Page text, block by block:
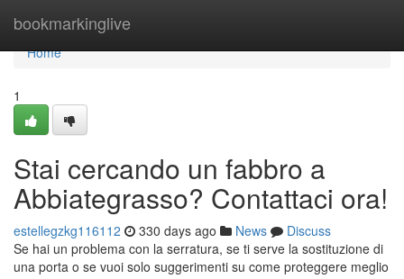
bookmarkinglive
Home
Home
1
Stai cercando un fabbro a
Abbiategrasso? Contattaci ora!
estellegzkg116112 330 days ago News
Discuss
Se hai un problema con la serratura, se ti serve la sostituzione di
una porta o se vuoi solo suggerimenti su come proteggere meglio